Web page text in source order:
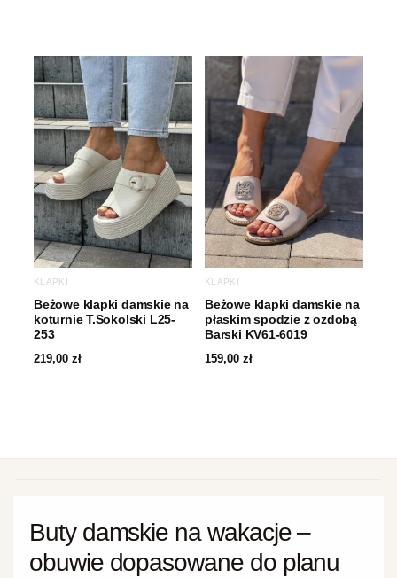
KLAPKI
Beżowe klapki damskie na
koturnie T.Sokolski L25-
253
219,00 zł
KLAPKI
Beżowe klapki damskie na
płaskim spodzie z ozdobą
Barski KV61-6019
159,00 zł
Buty damskie na wakacje –
obuwie dopasowane do planu